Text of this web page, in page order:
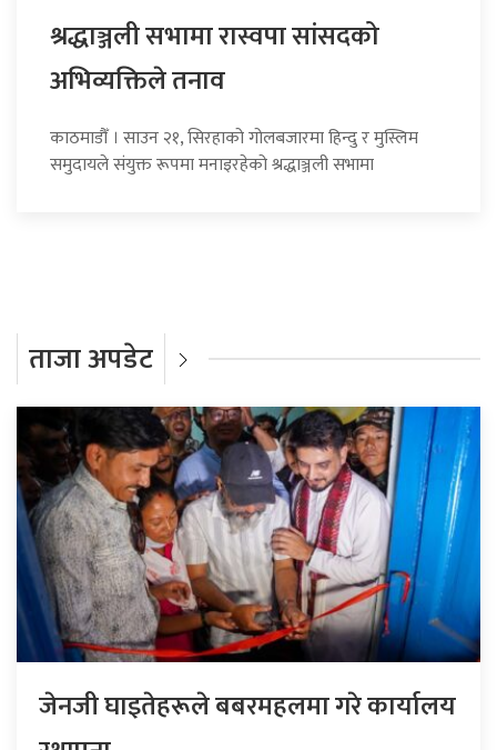
श्रद्धाञ्जली सभामा रास्वपा सांसदको
अभिव्यक्तिले तनाव
काठमाडौँ । साउन २१, सिरहाको गोलबजारमा हिन्दु र मुस्लिम
समुदायले संयुक्त रूपमा मनाइरहेको श्रद्धाञ्जली सभामा
ताजा अपडेट
जेनजी घाइतेहरूले बबरमहलमा गरे कार्यालय